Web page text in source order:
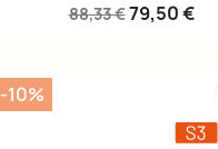
88,33 €79,50 €
-10%